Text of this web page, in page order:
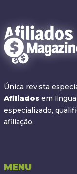
Única revista
Afiliados em
especializado,
afiliação.
MENU